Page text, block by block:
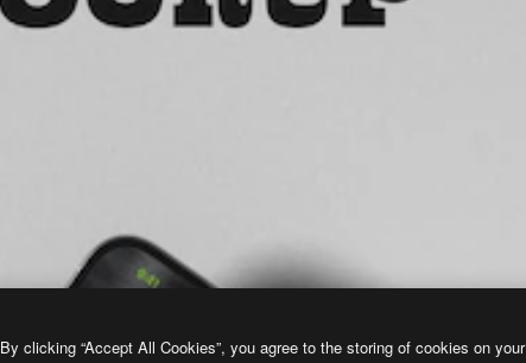
By clicking “Accept All Cookies”, you agree to the storing of cookies on